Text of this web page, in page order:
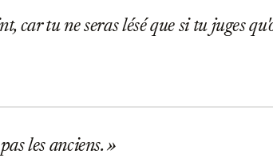
car tu ne seras lésé que si tu juges
les anciens.